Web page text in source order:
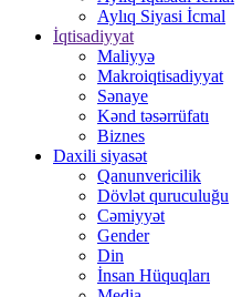
Aylıq Siyasi İcmal
İqtisadiyyat
Maliyyə
Makroiqtisadiyyat
Sənaye
Kənd təsərrüfatı
Biznes
Daxili siyasət
Qanunvericilik
Dövlət quruculuğu
Cəmiyyət
Gender
Din
İnsan Hüquqları